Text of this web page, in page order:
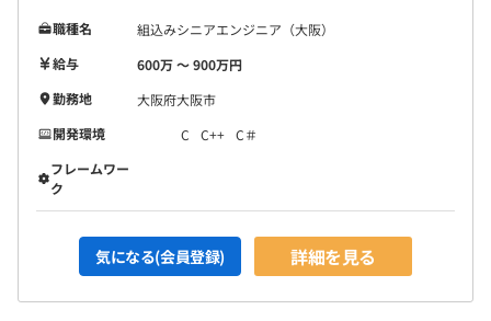
職種名
組込みシニアエンジニア（大阪）
給与
600万 〜 900万円
勤務地
大阪府大阪市
開発環境
C C++ C＃
フレームワー
ク
気になる(会員登録) 詳細を見る